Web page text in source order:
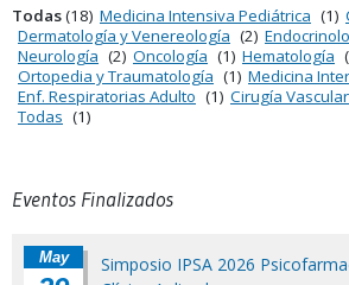
Todas(18) Medicina Intensiva Pediátrica (1)
Dermatología y Venereología (2)
Neurología (2) Oncología (1) Hematología
Ortopedia y Traumatología (1) Medicina
Enf. Respiratorias Adulto (1) Cirugía
Todas (1)
Eventos Finalizados
May
Simposio IPSA 2026